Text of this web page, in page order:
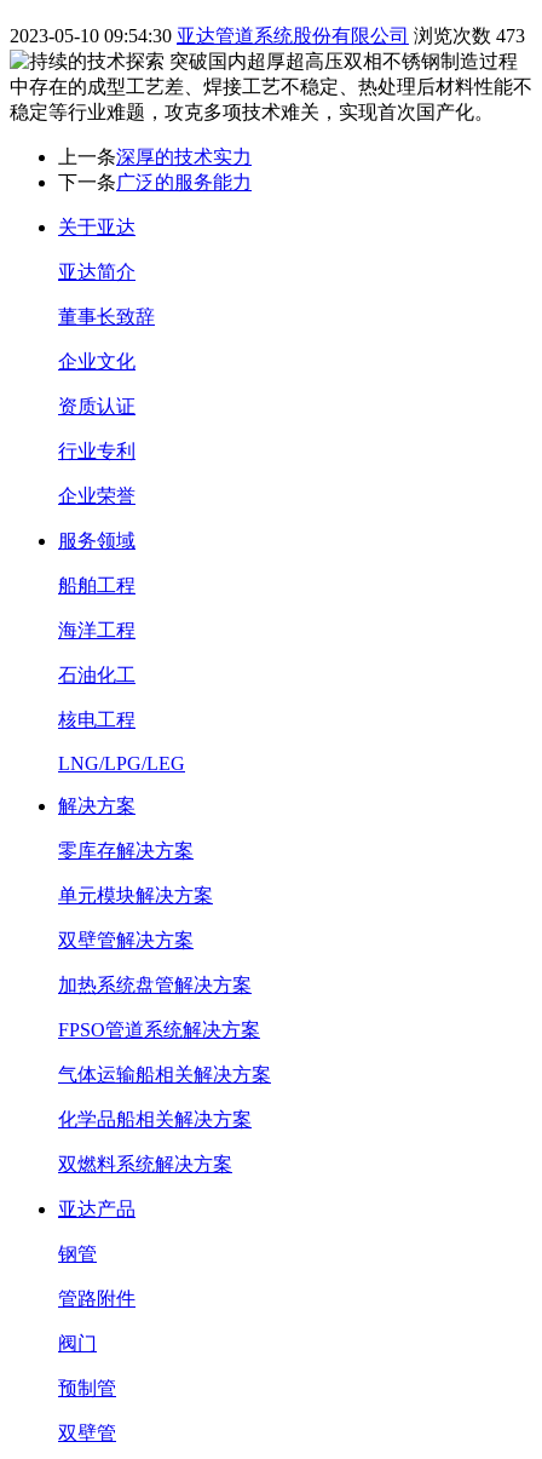
2023-05-10 09:54:30 亚达管道系统股份有限公司 浏览次数 473
突破国内超厚超高压双相不锈钢制造过程
中存在的成型工艺差、焊接工艺不稳定、热处理后材料性能不
稳定等行业难题，攻克多项技术难关，实现首次国产化。
上一条深厚的技术实力
下一条广泛的服务能力
关于亚达
亚达简介
董事长致辞
企业文化
资质认证
行业专利
企业荣誉
服务领域
船舶工程
海洋工程
石油化工
核电工程
LNG/LPG/LEG
解决方案
零库存解决方案
单元模块解决方案
双壁管解决方案
加热系统盘管解决方案
FPSO管道系统解决方案
气体运输船相关解决方案
化学品船相关解决方案
双燃料系统解决方案
亚达产品
钢管
管路附件
阀门
预制管
双壁管